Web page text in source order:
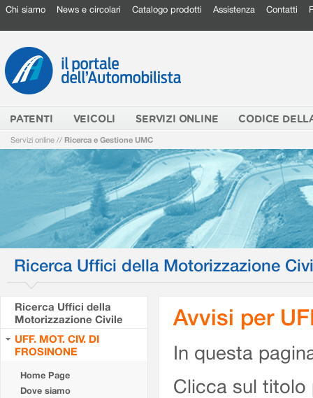
Chi siamo News e circolari Catalogo prodotti Assistenza Contatti
PATENTI VEICOLI SERVIZI ONLINE CODICE
Servizi online // Ricerca e Gestione UMC
Ricerca Uffici della Motorizzazione
Ricerca Uffici della
Motorizzazione Civile
UFF. MOT. CIV. DI
FROSINONE
Home Page
Dove siamo
Avvisi per
In questa
Clicca sul titolo